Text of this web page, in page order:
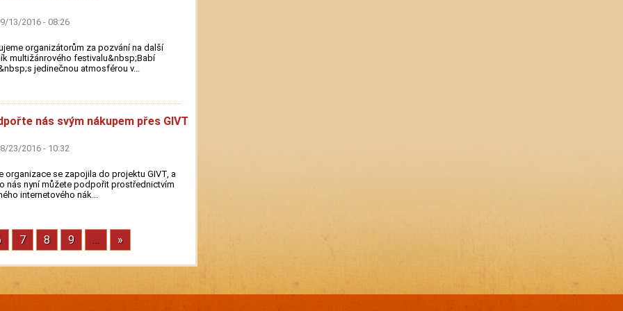
13/2016 - 08:26
organizátorům za pozvání na další
multižánrového festivalu&nbsp;Babí
jedinečnou atmosférou v...
nás svým nákupem přes GIVT
23/2016 - 10:32
organizace se zapojila do projektu GIVT, a
nás nyní můžete podpořit prostřednictvím
internetového nák...
Stránka
7 Stránka
8 Stránka
9 …
Next
page
»